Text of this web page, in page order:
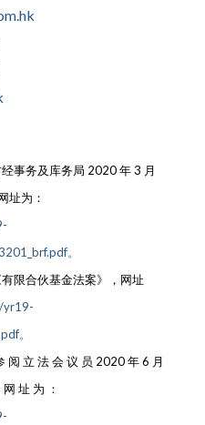
事务及库务局 2020 年 3 月
址为：
。
限合伙基金法案》，网址
yr19-
。
阅 立 法 会 议 员 2020 年 6 月
址 为 ：